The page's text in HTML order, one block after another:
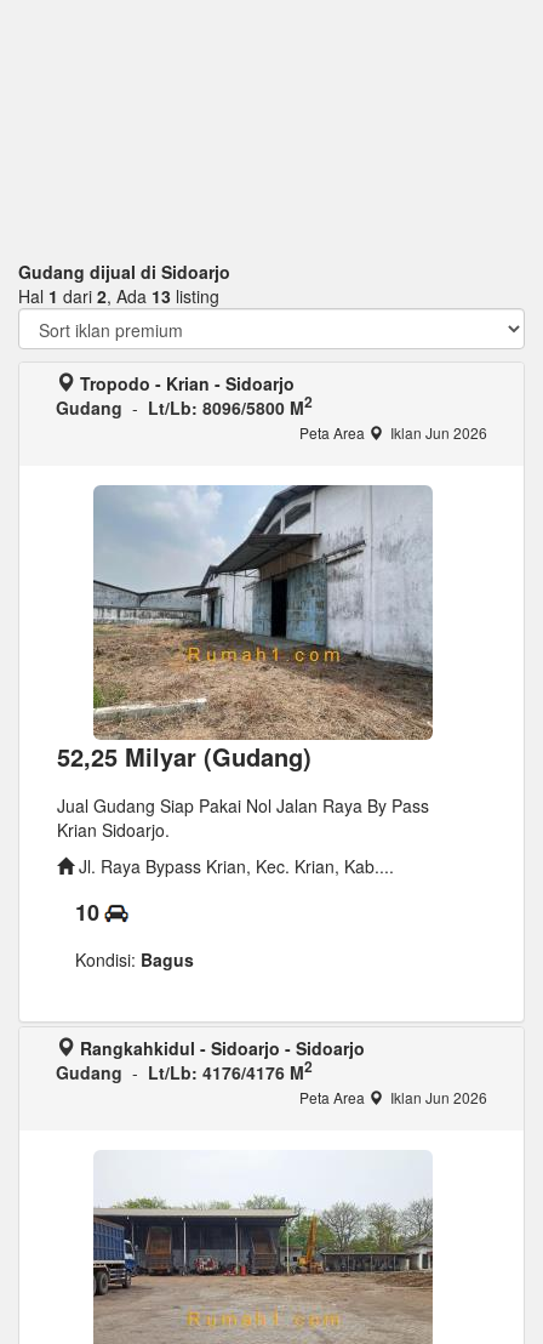
Gudang dijual di Sidoarjo
Hal 1 dari 2, Ada 13 listing
Tropodo - Krian - Sidoarjo
Gudang - Lt/Lb: 8096/5800 M2
Peta Area Iklan Jun 2026
52,25 Milyar (Gudang)
Jual Gudang Siap Pakai Nol Jalan Raya By Pass
Krian Sidoarjo.
Jl. Raya Bypass Krian, Kec. Krian, Kab....
10
Kondisi: Bagus
Rangkahkidul - Sidoarjo - Sidoarjo
Gudang - Lt/Lb: 4176/4176 M2
Peta Area Iklan Jun 2026